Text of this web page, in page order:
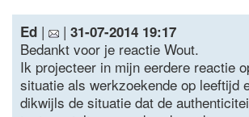
Ed | | 31-07-2014 19:17
Bedankt voor je reactie Wout.
Ik projecteer in mijn eerdere reactie
situatie als werkzoekende op leeftijd
dikwijls de situatie dat de